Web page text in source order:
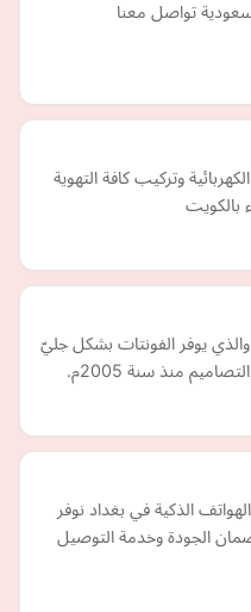
تواصل معنا
وتركيب كافة التهوية
بالكويت
يوفر الفونتات بشكل جليّ
منذ سنة 2005م.
الذكية في بغداد نوفر
الجودة وخدمة التوصيل